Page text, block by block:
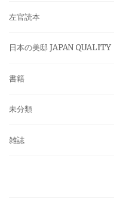
左官読本
日本の美邸 JAPAN QUALITY
書籍
未分類
雑誌